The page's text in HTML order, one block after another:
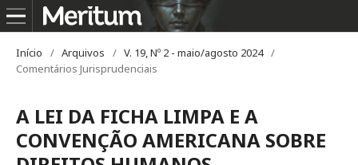
Início / Arquivos / V. 19, Nº 2 - maio/agosto 2024 /
Comentários Jurisprudenciais
A LEI DA FICHA LIMPA E A
CONVENÇÃO AMERICANA SOBRE